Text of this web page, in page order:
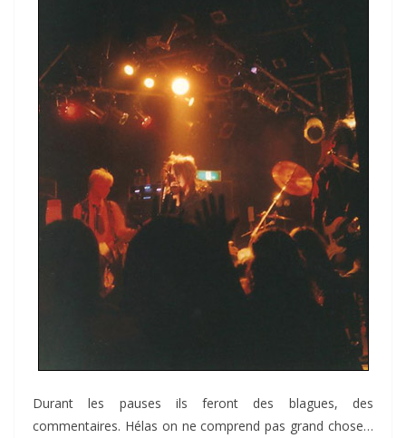
Durant les pauses ils feront des blagues, des
commentaires. Hélas on ne comprend pas grand chose…